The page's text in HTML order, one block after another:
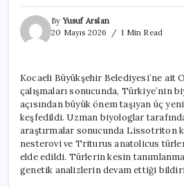
ByYusuf Arslan
20 Mayıs 2026
1 Min Read
Kocaeli Büyükşehir Belediyesi’ne ait
çalışmaları sonucunda, Türkiye’nin
açısından büyük önem taşıyan üç
keşfedildi. Uzman biyologlar
araştırmalar sonucunda Lissotriton
nesterovi ve Triturus anatolicus
elde edildi. Türlerin kesin
genetik analizlerin devam ettiği